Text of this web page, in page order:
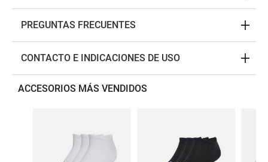
PREGUNTAS FRECUENTES
CONTACTO E INDICACIONES DE USO
ACCESORIOS MÁS VENDIDOS